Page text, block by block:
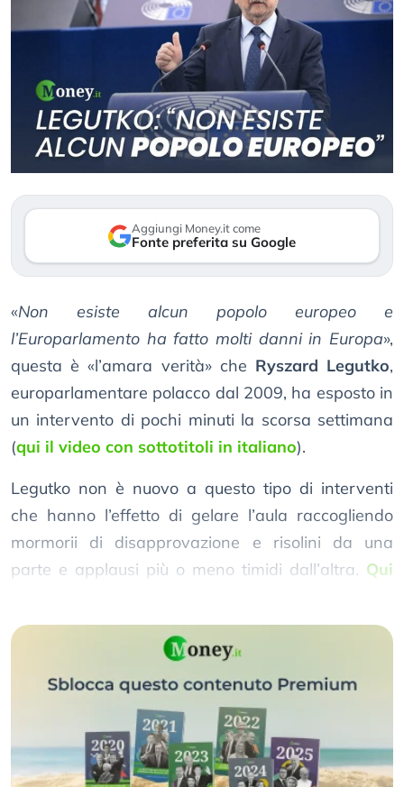
Aggiungi Money.it come
Fonte preferita su Google
«Non esiste alcun popolo europeo e
l’Europarlamento ha fatto molti danni in Europa»,
questa è «l’amara verità» che Ryszard Legutko,
europarlamentare polacco dal 2009, ha esposto in
un intervento di pochi minuti la scorsa settimana
(qui il video con sottotitoli in italiano).
Legutko non è nuovo a questo tipo di interventi
che hanno l’effetto di gelare l’aula raccogliendo
mormorii di disapprovazione e risolini da una
parte e applausi più o meno timidi dall’altra. Qui